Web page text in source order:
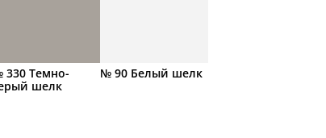
330 Темно-
шелк
№ 90 Белый шелк